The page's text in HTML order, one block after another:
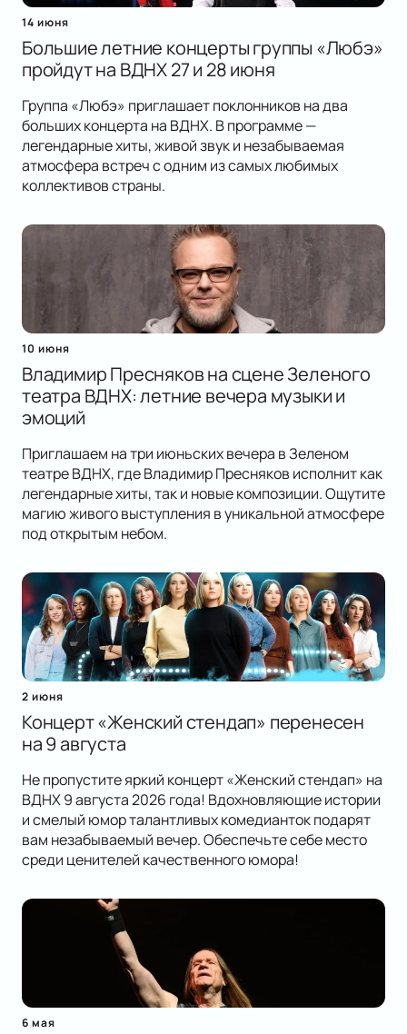
14 июня
Большие летние концерты группы «Любэ»
пройдут на ВДНХ 27 и 28 июня
Группа «Любэ» приглашает поклонников на два
больших концерта на ВДНХ. В программе —
легендарные хиты, живой звук и незабываемая
атмосфера встреч с одним из самых любимых
коллективов страны.
10 июня
Владимир Пресняков на сцене Зеленого
театра ВДНХ: летние вечера музыки и
эмоций
Приглашаем на три июньских вечера в Зеленом
театре ВДНХ, где Владимир Пресняков исполнит как
легендарные хиты, так и новые композиции. Ощутите
магию живого выступления в уникальной атмосфере
под открытым небом.
2 июня
Концерт «Женский стендап» перенесен
на 9 августа
Не пропустите яркий концерт «Женский стендап» на
ВДНХ 9 августа 2026 года! Вдохновляющие истории
и смелый юмор талантливых комедианток подарят
вам незабываемый вечер. Обеспечьте себе место
среди ценителей качественного юмора!
6 мая